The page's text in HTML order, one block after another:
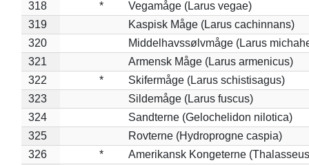
318
*
Vegamåge (Larus vegae)
319
Kaspisk Måge (Larus cachinnans)
320
Middelhavssølvmåge (Larus
321
Armensk Måge (Larus armenicus)
322
*
Skifermåge (Larus schistisagus)
323
Sildemåge (Larus fuscus)
324
Sandterne (Gelochelidon nilotica)
325
Rovterne (Hydroprogne caspia)
326
*
Amerikansk Kongeterne